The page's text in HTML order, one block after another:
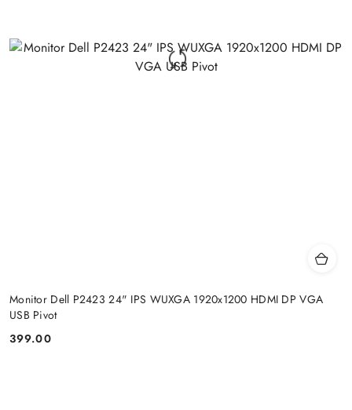
Monitor Dell P2423 24" IPS WUXGA 1920x1200 HDMI DP VGA
USB Pivot
Cena:
399.00